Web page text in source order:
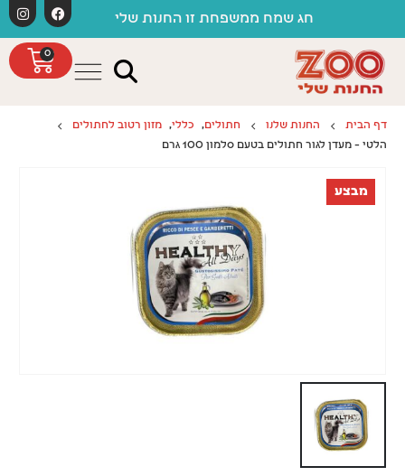
חג שמח ממשפחת זו החנות שלי
0
דף הבית החנות שלנו חתולים, כללי,
מזון רטוב לחתולים
הלטי – מעדן לגור חתולים בטעם סלמון 100 גרם
מבצע